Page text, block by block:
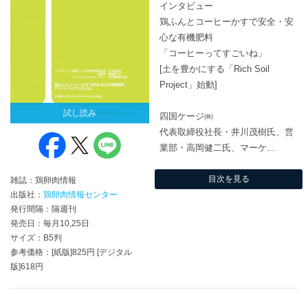
試し読み
雑誌：鶏卵肉情報
出版社： 鶏卵肉情報センター
発行間隔：隔週刊
発売日：毎月10,25日
サイズ：B5判
参考価格：[紙版]825円 [デジタル
版]618円
インタビュー
鶏ふんとコーヒーかすで安全・安
心な有機肥料
「コーヒーってすごいね」
[土を豊かにする「Rich Soil
Project」始動]
四国ケージ㈱
代表取締役社長・井川茂樹氏、営
業部・高岡健二氏、マーケ...
目次を見る